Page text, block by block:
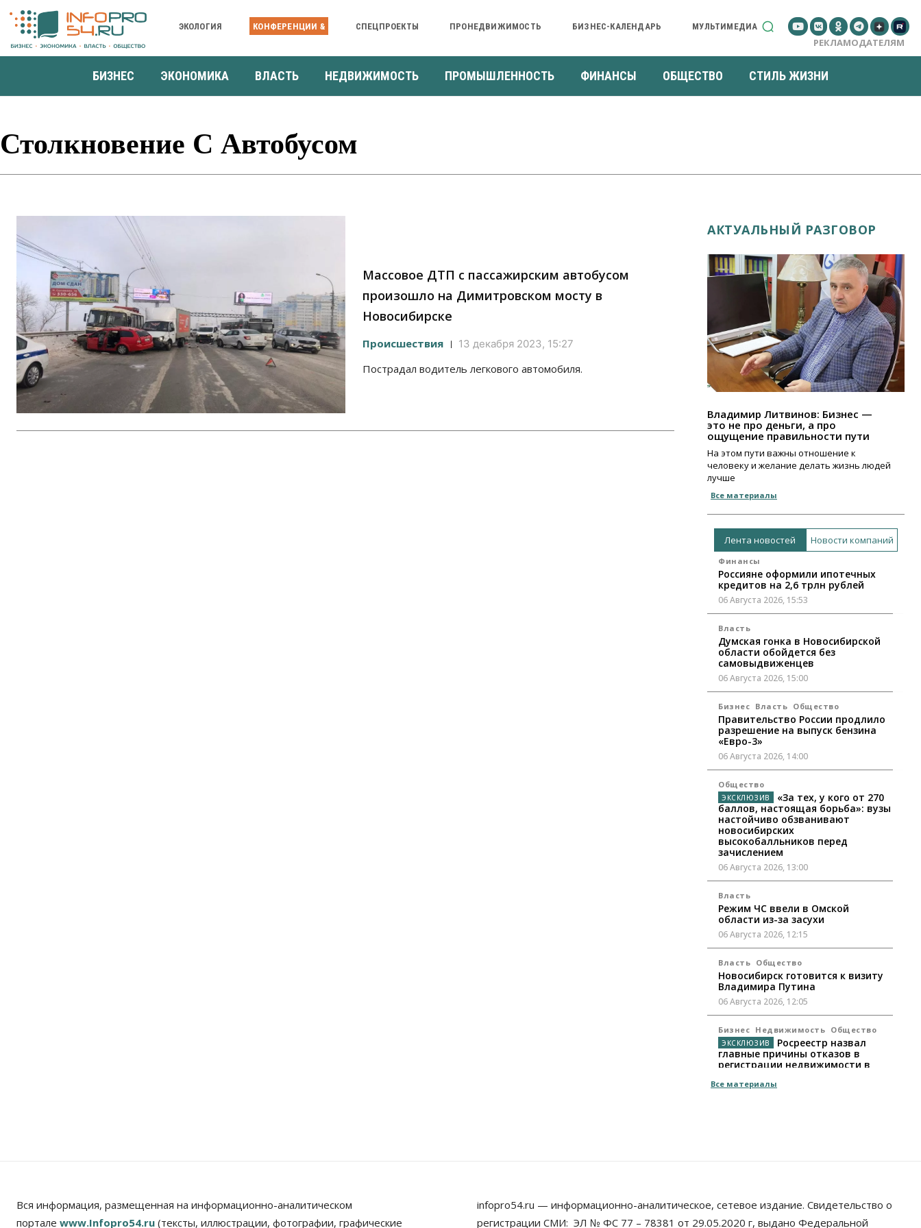
ЭКОЛОГИЯ КОНФЕРЕНЦИИ & СПЕЦПРОЕКТЫ ПРОНЕДВИЖИМОСТЬ БИЗНЕС-КАЛЕНДАРЬ МУЛЬТИМЕДИА
РЕКЛАМОДАТЕЛЯМ
БИЗНЕС ЭКОНОМИКА ВЛАСТЬ НЕДВИЖИМОСТЬ ПРОМЫШЛЕННОСТЬ ФИНАНСЫ ОБЩЕСТВО СТИЛЬ ЖИЗНИ
Столкновение С Автобусом
Массовое ДТП с пассажирским автобусом
произошло на Димитровском мосту в
Новосибирске
Происшествия 13 декабря 2023, 15:27
Пострадал водитель легкового автомобиля.
АКТУАЛЬНЫЙ РАЗГОВОР
Владимир Литвинов: Бизнес —
это не про деньги, а про
ощущение правильности пути
На этом пути важны отношение к
человеку и желание делать жизнь людей
лучше
Все материалы
Лента новостей Новости компаний
Финансы
Россияне оформили ипотечных
кредитов на 2,6 трлн рублей
06 Августа 2026, 15:53
Власть
Думская гонка в Новосибирской
области обойдется без
самовыдвиженцев
06 Августа 2026, 15:00
Бизнес Власть Общество
Правительство России продлило
разрешение на выпуск бензина
«Евро-3»
06 Августа 2026, 14:00
Общество
«За тех, у кого от 270
баллов, настоящая борьба»: вузы
настойчиво обзванивают
новосибирских
высокобалльников перед
зачислением
06 Августа 2026, 13:00
Власть
Режим ЧС ввели в Омской
области из-за засухи
06 Августа 2026, 12:15
Власть Общество
Новосибирск готовится к визиту
Владимира Путина
06 Августа 2026, 12:05
Бизнес Недвижимость Общество
Росреестр назвал
главные причины отказов в
регистрации недвижимости в
06 Августа 2026, 12:00
Бизнес Право&Порядок ПроБизнес
Злоумышленники
Все материалы
Вся информация, размещенная на информационно-аналитическом
портале www.Infopro54.ru (тексты, иллюстрации, фотографии, графические
infopro54.ru — информационно-аналитическое, сетевое издание. Свидетельство о
регистрации СМИ: ЭЛ № ФС 77 – 78381 от 29.05.2020 г, выдано Федеральной